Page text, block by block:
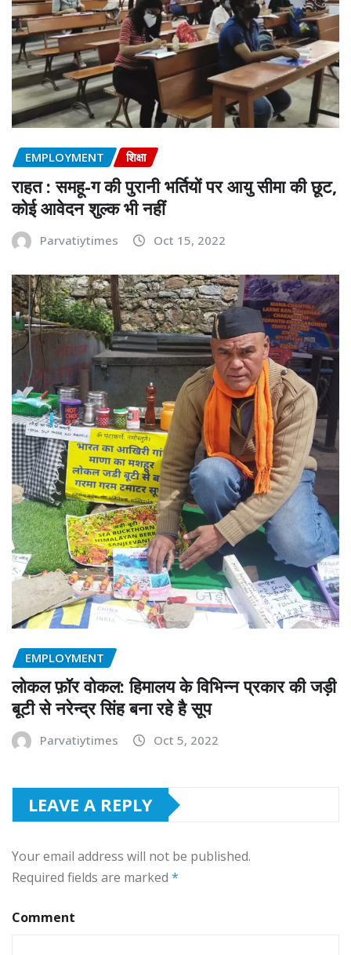
EMPLOYMENT शिक्षा
राहत : समहू-ग की पुरानी भर्तियों पर आयु सीमा की छूट,
कोई आवेदन शुल्क भी नहीं
Parvatiytimes Oct 15, 2022
EMPLOYMENT
लोकल फ़ॉर वोकल: हिमालय के विभिन्न प्रकार की जड़ी
बूटी से नरेन्द्र सिंह बना रहे है सूप
Parvatiytimes Oct 5, 2022
LEAVE A REPLY
Your email address will not be published.
Required fields are marked *
Comment